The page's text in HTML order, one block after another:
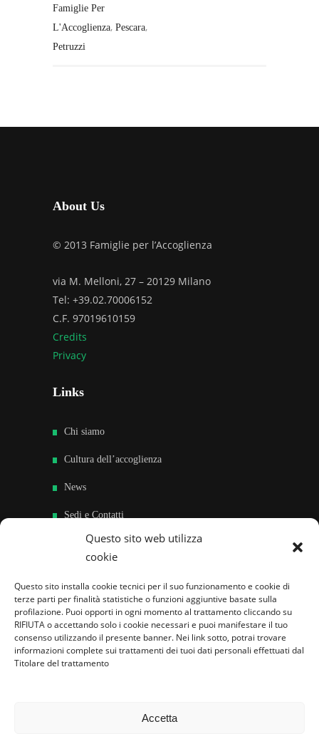
Questo sito web utilizza
cookie
Questo sito installa cookie tecnici per il suo funzionamento e cookie di
terze parti per finalità statistiche o funzioni aggiuntive basate sulla
profilazione. Puoi opporti in ogni momento al trattamento cliccando su
RIFIUTA o accettando solo i cookie necessari e puoi manifestare il tuo
consenso utilizzando il presente banner. Nei link sotto, potrai trovare
informazioni complete sui trattamenti dei tuoi dati personali effettuati dal
Titolare del trattamento
Accetta
Famiglie Per
L'Accoglienza, Pescara,
Petruzzi
About Us
© 2013 Famiglie per l’Accoglienza
via M. Melloni, 27 – 20129 Milano
Tel: +39.02.70006152
C.F. 97019610159
Credits
Privacy
Links
Chi siamo
Cultura dell’accoglienza
News
Sedi e Contatti
Sostieni
Famiglie per l’accoglienza nel mondo